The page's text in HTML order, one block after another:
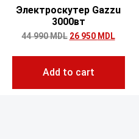
Электроскутер Gazzu
3000вт
44 990MDL 26 950 MDL
Add to cart